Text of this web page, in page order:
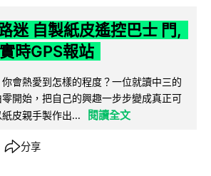
迷 自製紙皮遙控巴士 門,
時GPS報站
會熱愛到怎樣的程度？一位就讀中三的
開始，把自己的興趣一步步變成真正可
皮親手製作出...
閱讀全文
分享